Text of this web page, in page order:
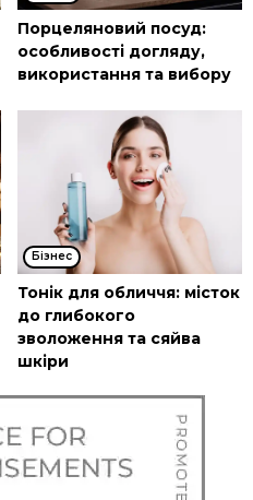
Порцеляновий посуд:
особливості догляду,
використання та вибору
Бізнес
Тонік для обличчя: місток
до глибокого
зволоження та сяйва
шкіри